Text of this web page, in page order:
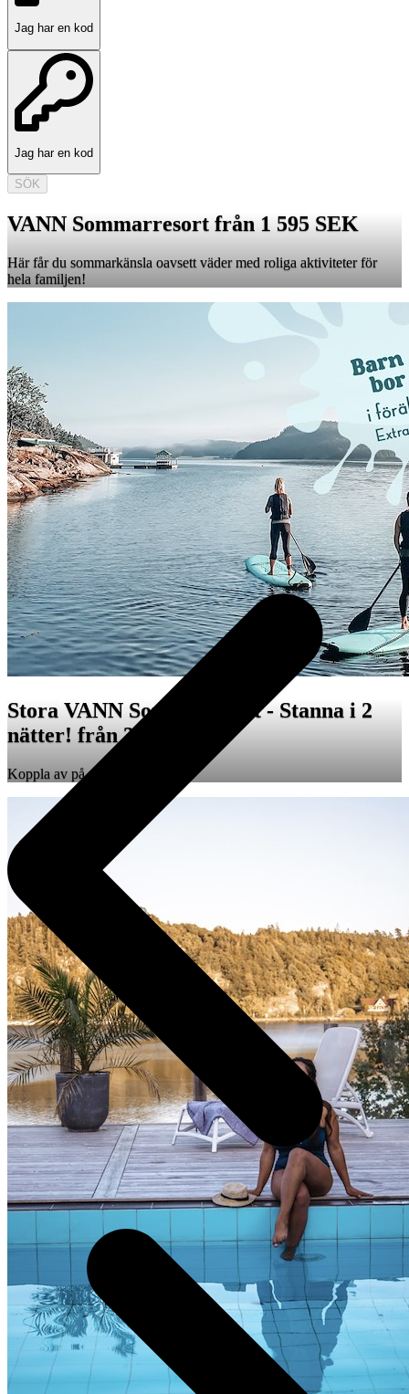
Jag har en kod
Jag har en kod
SÖK
VANN Sommarresort från 1 595 SEK
Här får du sommarkänsla oavsett väder med roliga aktiviteter för
hela familjen!
Stora VANN Sommarpaket - Stanna i 2
nätter! från 3 690 SEK
Koppla av på riktigt i två dagar!